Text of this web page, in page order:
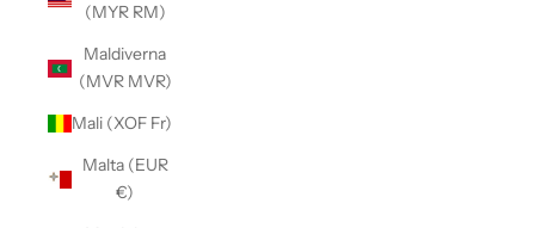
(MYR RM)
Maldiverna
(MVR MVR)
Mali (XOF Fr)
Malta (EUR
€)